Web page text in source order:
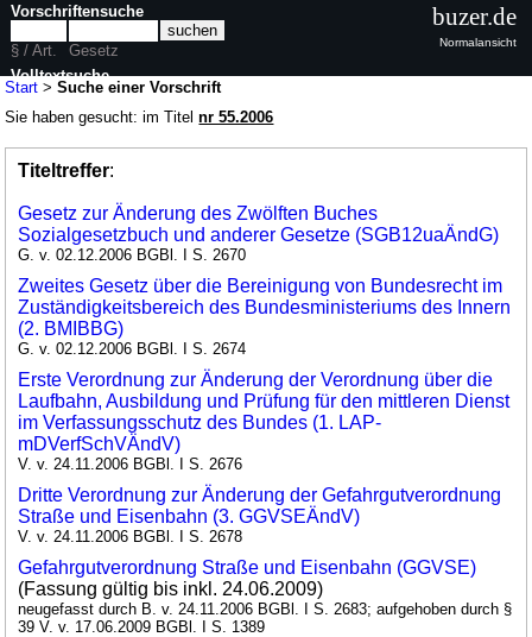
Start >Suche einer Vorschrift
Sie haben gesucht: im Titelnr 55.2006
Titeltreffer:
Gesetz zur Änderung des Zwölften Buches
Sozialgesetzbuch und anderer Gesetze (SGB12uaÄndG)
G. v. 02.12.2006 BGBl. I S. 2670
Zweites Gesetz über die Bereinigung von Bundesrecht im
Zuständigkeitsbereich des Bundesministeriums des Innern
(2. BMIBBG)
G. v. 02.12.2006 BGBl. I S. 2674
Erste Verordnung zur Änderung der Verordnung über die
Laufbahn, Ausbildung und Prüfung für den mittleren Dienst
im Verfassungsschutz des Bundes (1. LAP-
mDVerfSchVÄndV)
V. v. 24.11.2006 BGBl. I S. 2676
Dritte Verordnung zur Änderung der Gefahrgutverordnung
Straße und Eisenbahn (3. GGVSEÄndV)
V. v. 24.11.2006 BGBl. I S. 2678
Gefahrgutverordnung Straße und Eisenbahn (GGVSE)
(Fassung gültig bis inkl. 24.06.2009)
neugefasst durch B. v. 24.11.2006 BGBl. I S. 2683; aufgehoben durch §
39 V. v. 17.06.2009 BGBl. I S. 1389
Vorschriftensuche
§ / Art.
Gesetz
Volltextsuche
buzer.de
Normalansicht